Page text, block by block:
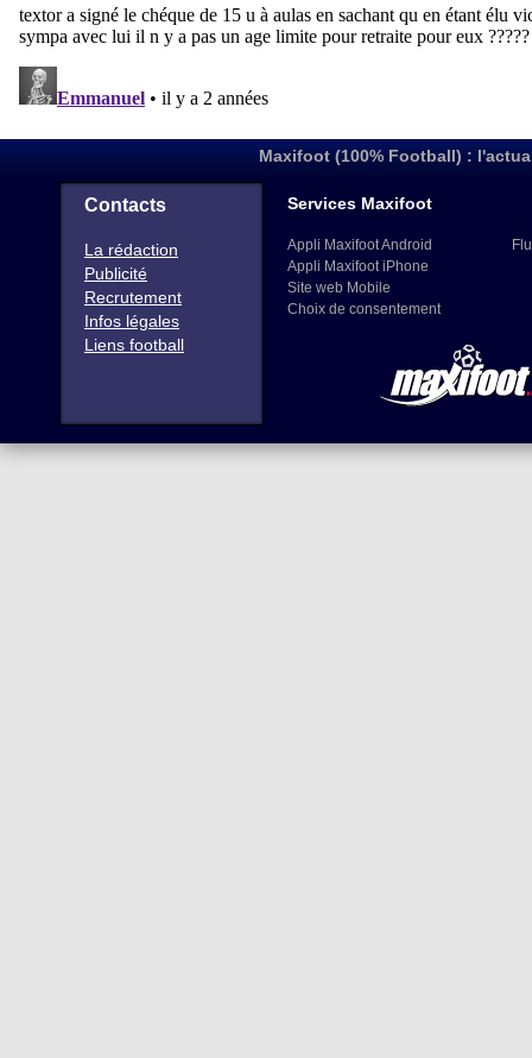
Maxifoot (100% Football) :
Contacts
La rédaction
Publicité
Recrutement
Infos légales
Liens football
Services Maxifoot
Appli Maxifoot Android
Appli Maxifoot iPhone
Site web Mobile
Choix de consentement